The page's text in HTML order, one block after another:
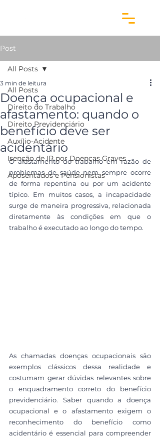
Post
All Posts
Direito do Trabalho
Direito Previdenciário
Auxílio-Acidente
Isenção de IR por Doenças Graves
Aposentados e Pensionistas
All Posts
Doença ocupacional e
afastamento: quando o
benefício deve ser
acidentário
3 min de leitura
O afastamento do trabalho em razão de
problemas de saúde nem sempre ocorre
de forma repentina ou por um acidente
típico. Em muitos casos, a incapacidade
surge de maneira progressiva, relacionada
diretamente às condições em que o
trabalho é executado ao longo do tempo.
As chamadas doenças ocupacionais são
exemplos clássicos dessa realidade e
costumam gerar dúvidas relevantes sobre
o enquadramento correto do benefício
previdenciário. Saber quando a doença
ocupacional e o afastamento exigem o
reconhecimento do benefício como
acidentário é essencial para compreender